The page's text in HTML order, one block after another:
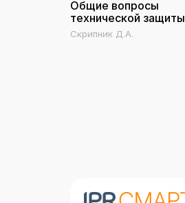
Общие вопросы
технической защиты
информации
Скрипник Д.А.